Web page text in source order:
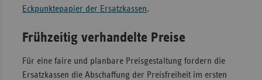
Eckpunktepapier der Ersatzkassen.
Frühzeitig verhandelte Preise
Für eine faire und planbare Preisgestaltung fordern die
Ersatzkassen die Abschaffung der Preisfreiheit im ersten